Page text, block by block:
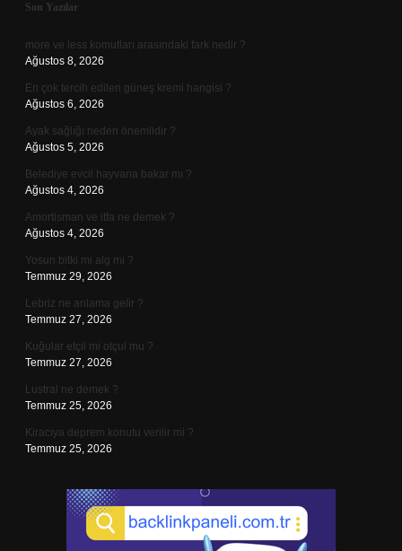
Sidebar
Son Yazılar
more ve less komutları arasındaki fark nedir ?
Ağustos 8, 2026
En çok tercih edilen güneş kremi hangisi ?
Ağustos 6, 2026
Ayak sağlığı neden önemlidir ?
Ağustos 5, 2026
Belediye evcil hayvana bakar mı ?
Ağustos 4, 2026
Amortisman ve itfa ne demek ?
Ağustos 4, 2026
Yosun bitki mi alg mi ?
Temmuz 29, 2026
Lebriz ne anlama gelir ?
Temmuz 27, 2026
Kuğular etçil mi otçul mu ?
Temmuz 27, 2026
Lustral ne demek ?
Temmuz 25, 2026
Kiracıya deprem konutu verilir mi ?
Temmuz 25, 2026